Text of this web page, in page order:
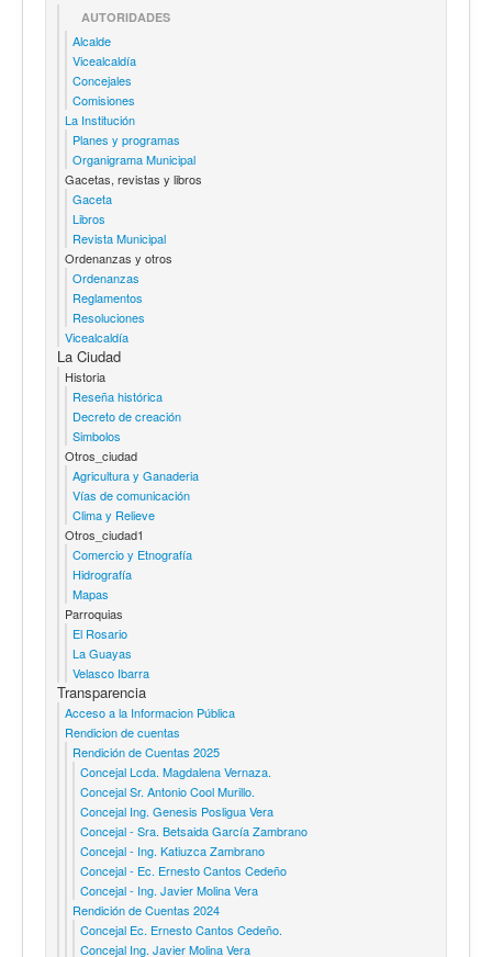
AUTORIDADES
Alcalde
Vicealcaldía
Concejales
Comisiones
La Institución
Planes y programas
Organigrama Municipal
Gacetas, revistas y libros
Gaceta
Libros
Revista Municipal
Ordenanzas y otros
Ordenanzas
Reglamentos
Resoluciones
Vicealcaldía
La Ciudad
Historia
Reseña histórica
Decreto de creación
Simbolos
Otros_ciudad
Agricultura y Ganaderia
Vías de comunicación
Clima y Relieve
Otros_ciudad1
Comercio y Etnografía
Hidrografía
Mapas
Parroquias
El Rosario
La Guayas
Velasco Ibarra
Transparencia
Acceso a la Informacion Pública
Rendicion de cuentas
Rendición de Cuentas 2025
Concejal Lcda. Magdalena Vernaza.
Concejal Sr. Antonio Cool Murillo.
Concejal Ing. Genesis Posligua Vera
Concejal - Sra. Betsaida García Zambrano
Concejal - Ing. Katiuzca Zambrano
Concejal - Ec. Ernesto Cantos Cedeño
Concejal - Ing. Javier Molina Vera
Rendición de Cuentas 2024
Concejal Ec. Ernesto Cantos Cedeño.
Concejal Ing. Javier Molina Vera